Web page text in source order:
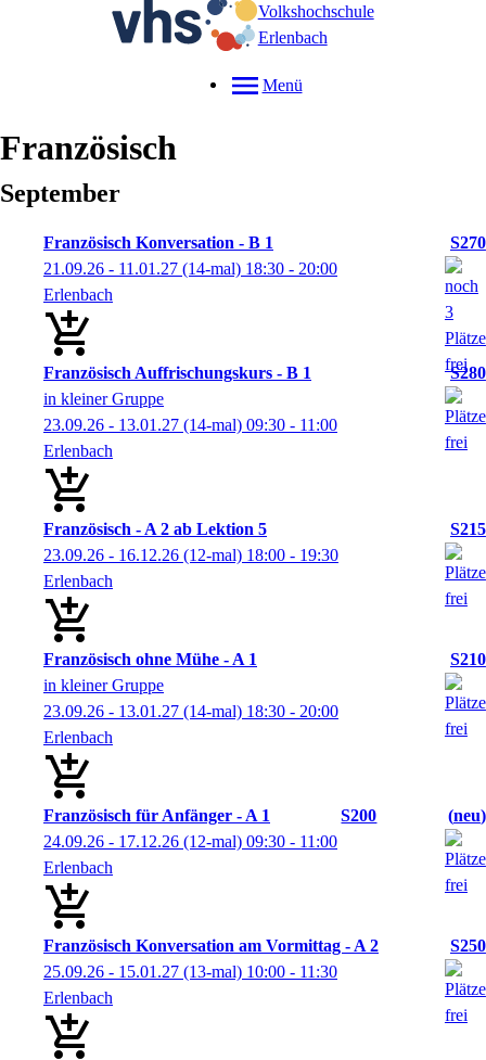
Volkshochschule
Erlenbach
Menü
Französisch
September
Französisch Konversation - B 1
S270
21.09.26 - 11.01.27 (14-mal) 18:30 - 20:00
Erlenbach
Französisch Auffrischungskurs - B 1
S280
in kleiner Gruppe
23.09.26 - 13.01.27 (14-mal) 09:30 - 11:00
Erlenbach
Französisch - A 2 ab Lektion 5
S215
23.09.26 - 16.12.26 (12-mal) 18:00 - 19:30
Erlenbach
Französisch ohne Mühe - A 1
S210
in kleiner Gruppe
23.09.26 - 13.01.27 (14-mal) 18:30 - 20:00
Erlenbach
Französisch für Anfänger - A 1 S200
neu
24.09.26 - 17.12.26 (12-mal) 09:30 - 11:00
Erlenbach
Französisch Konversation am Vormittag - A 2
S250
25.09.26 - 15.01.27 (13-mal) 10:00 - 11:30
Erlenbach